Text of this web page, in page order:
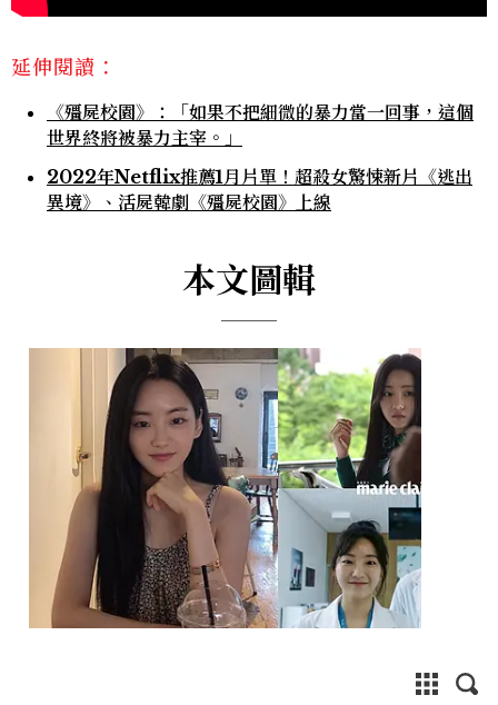
延伸閱讀：
《殭屍校園》：「如果不把細微的暴力當一回事，這個
世界終將被暴力主宰。」
2022年Netflix推薦1月片單！超殺女驚悚新片《逃出
異境》、活屍韓劇《殭屍校園》上線
本文圖輯